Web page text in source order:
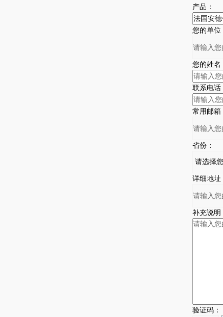
产品：
您的单位
您的姓名
联系电话
常用邮箱
省份：
详细地址
补充说明
验证码：